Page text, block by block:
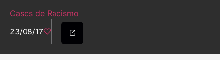
Casos de Racismo
23/08/17